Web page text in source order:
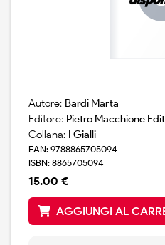
Autore: Bardi Marta
Editore: Pietro Macchione
Collana: I Gialli
EAN: 9788865705094
ISBN: 8865705094
15.00 €
AGGIUNGI AL